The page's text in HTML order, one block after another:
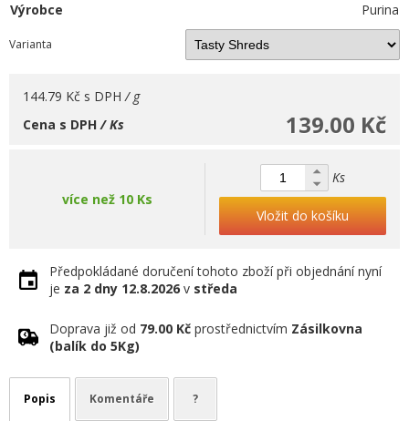
Výrobce
Purina
Varianta
144.79 Kč s DPH / g
139.00 Kč
Cena s DPH/ Ks
více než 10 Ks
Ks
Vložit do košíku
Předpokládané doručení tohoto zboží při objednání nyní
je za 2 dny 12.8.2026 v středa
Doprava již od 79.00 Kč prostřednictvím Zásilkovna
(balík do 5Kg)
Popis Komentáře ?